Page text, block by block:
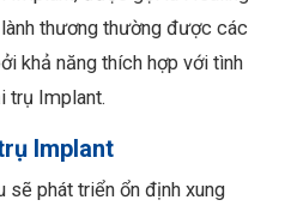
thương thường được các
khả năng thích hợp với tình
trụ Implant.
Implant
sẽ phát triển ổn định xung